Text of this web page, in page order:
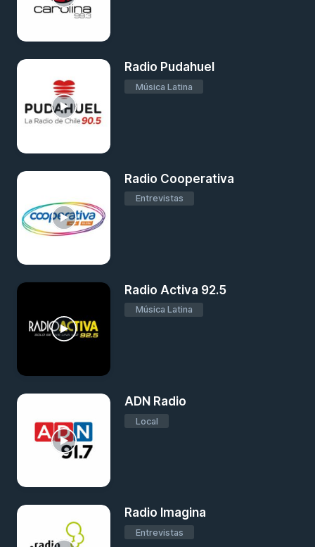
Radio Pudahuel
Música Latina
Radio Cooperativa
Entrevistas
Radio Activa 92.5
Música Latina
ADN Radio
Local
Radio Imagina
Entrevistas